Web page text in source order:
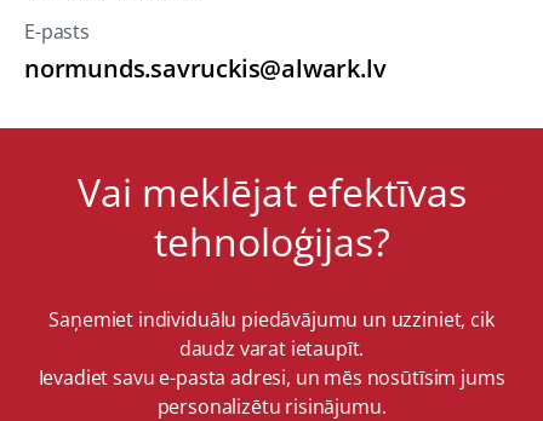
E-pasts
normunds.savruckis@alwark.lv
Vai meklējat efektīvas
tehnoloģijas?
Saņemiet individuālu piedāvājumu un uzziniet, cik
daudz varat ietaupīt.
Ievadiet savu e-pasta adresi, un mēs nosūtīsim jums
personalizētu risinājumu.